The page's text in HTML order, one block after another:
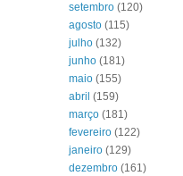
setembro (120)
agosto (115)
julho (132)
junho (181)
maio (155)
abril (159)
março (181)
fevereiro (122)
janeiro (129)
dezembro (161)